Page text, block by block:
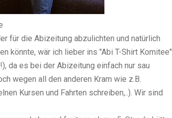
für die Abizeitung abzulichten und natürlich
könnte, wär ich lieber ins "Abi T-Shirt Komitee"
da es bei der Abizeitung einfach nur sau
wegen all den anderen Kram wie z.B.
Kursen und Fahrten schreiben,..). Wir sind